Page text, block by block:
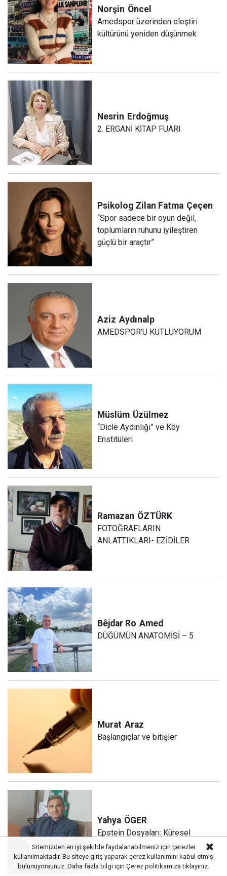
Norşin Öncel
Amedspor üzerinden eleştiri
kültürünü yeniden düşünmek
Nesrin Erdoğmuş
2. ERGANİ KİTAP FUARI
Psikolog Zilan Fatma Çeçen
“Spor sadece bir oyun değil,
toplumların ruhunu iyileştiren
güçlü bir araçtır”
Aziz Aydınalp
AMEDSPOR’U KUTLUYORUM
Müslüm Üzülmez
“Dicle Aydınlığı” ve Köy
Enstitüleri
Ramazan ÖZTÜRK
FOTOĞRAFLARIN
ANLATTIKLARI- EZİDİLER
Bêjdar Ro Amed
DÜĞÜMÜN ANATOMİSİ – 5
Murat Araz
Başlangıçlar ve bitişler
Yahya ÖGER
Epstein Dosyaları: Küresel
Düzenin Çıplak Hakikati
Sitemizden en iyi şekilde faydalanabilmeniz için çerezler
kullanılmaktadır. Bu siteye giriş yaparak çerez kullanımını kabul etmiş
bulunuyorsunuz. Daha fazla bilgi için Çerez politikamıza tıklayınız.